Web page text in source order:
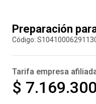
Preparación
:
Tarifa empresa
$ 7.169.300